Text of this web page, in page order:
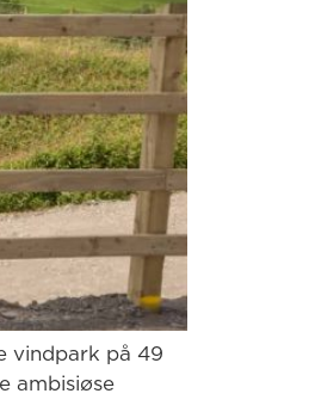
vindpark på 49
ambisiøse